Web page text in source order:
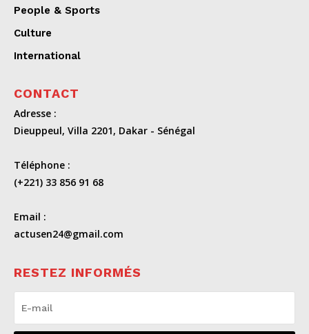
People & Sports
Culture
International
CONTACT
Adresse :
Dieuppeul, Villa 2201, Dakar - Sénégal
Téléphone :
(+221) 33 856 91 68
Email :
actusen24@gmail.com
RESTEZ INFORMÉS